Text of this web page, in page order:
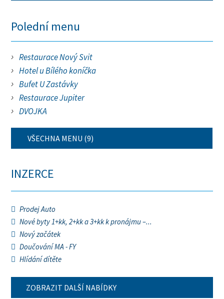
Polední menu
Restaurace Nový Svit
Hotel u Bílého koníčka
Bufet U Zastávky
Restaurace Jupiter
DVOJKA
VŠECHNA MENU (9)
INZERCE
Prodej Auto
Nové byty 1+kk, 2+kk a 3+kk k pronájmu –...
Nový začátek
Doučování MA - FY
Hlídání dítěte
ZOBRAZIT DALŠÍ NABÍDKY